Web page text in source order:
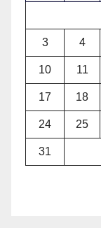
3 4
10 11
17 18
24 25
31